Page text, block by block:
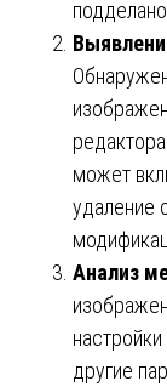
подделано.
может
удаление
Анализ
другие